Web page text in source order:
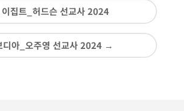
이집트_허드슨 선교사 2024
디아_오주영 선교사 2024 →